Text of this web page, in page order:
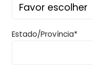
Estado/Província*